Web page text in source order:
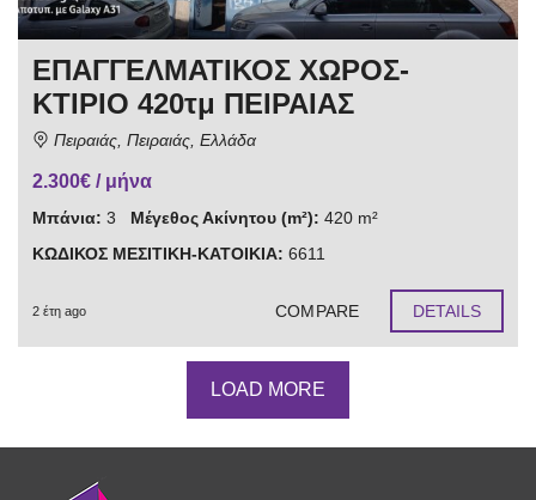
ΕΠΑΓΓΕΛΜΑΤΙΚΟΣ ΧΩΡΟΣ-
ΚΤΙΡΙΟ 420τμ ΠΕΙΡΑΙΑΣ
Πειραιάς, Πειραιάς, Ελλάδα
2.300€ / μήνα
Μπάνια: 3 Μέγεθος Ακίνητου (m²): 420 m²
ΚΩΔΙΚΟΣ ΜΕΣΙΤΙΚΗ-ΚΑΤΟΙΚΙΑ: 6611
2 έτη ago COMPARE DETAILS
LOAD MORE